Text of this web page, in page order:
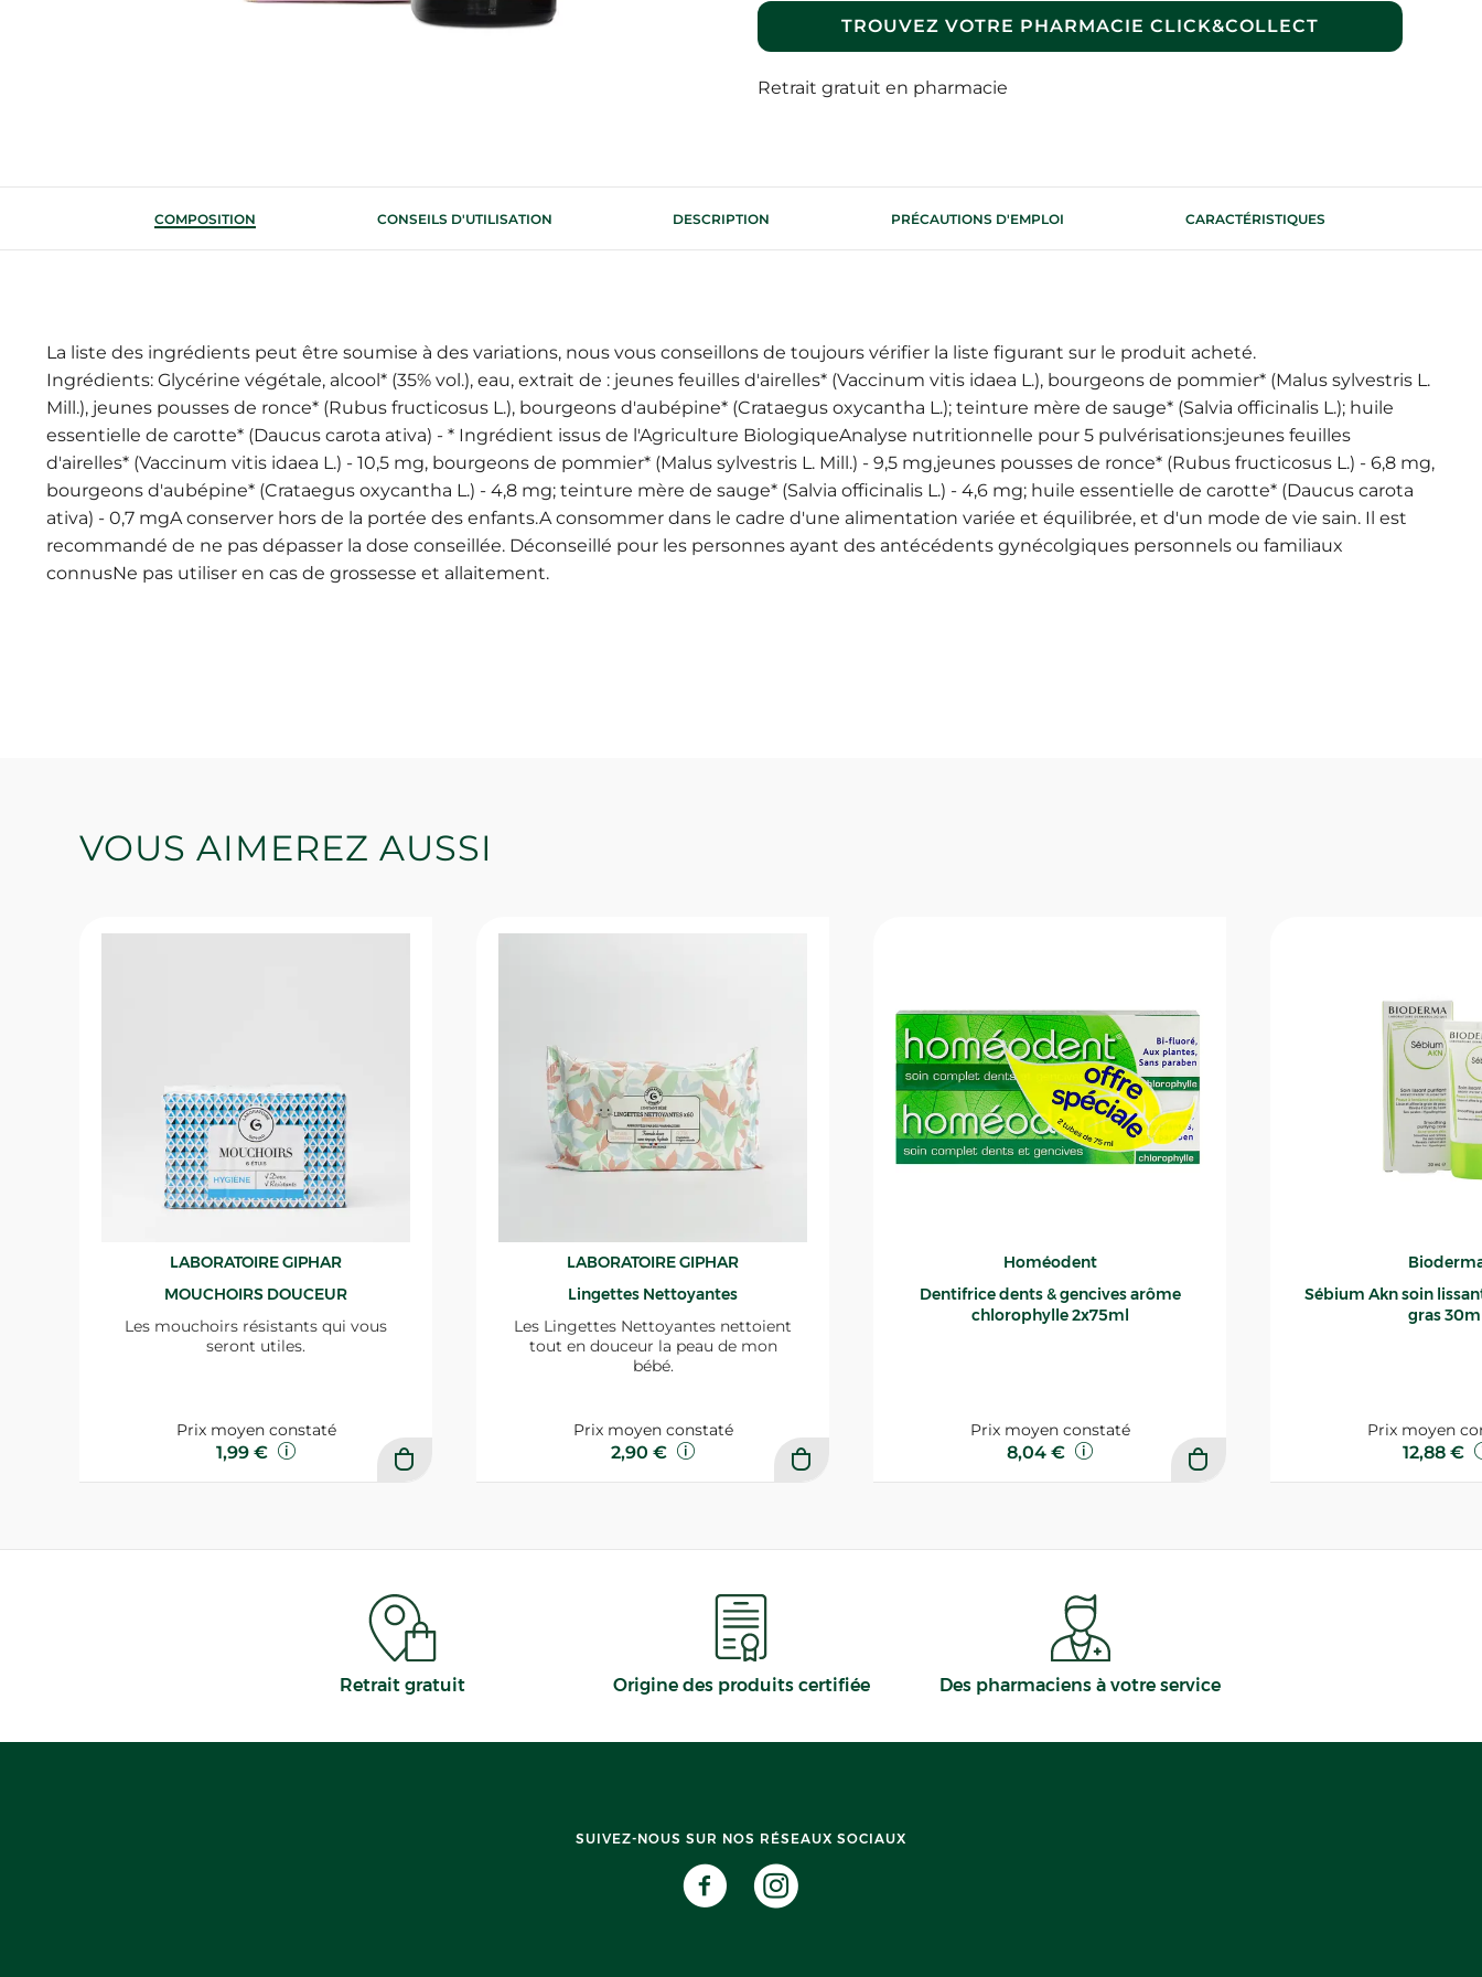
TROUVEZ VOTRE PHARMACIE CLICK&COLLECT
Retrait gratuit en pharmacie
COMPOSITION CONSEILS D'UTILISATION DESCRIPTION PRÉCAUTIONS D'EMPLOI CARACTÉRISTIQUES
La liste des ingrédients peut être soumise à des variations, nous vous conseillons de toujours vérifier la liste figurant sur le produit acheté.
Ingrédients: Glycérine végétale, alcool* (35% vol.), eau, extrait de : jeunes feuilles d'airelles* (Vaccinum vitis idaea L.), bourgeons de pommier* (Malus sylvestris L.
Mill.), jeunes pousses de ronce* (Rubus fructicosus L.), bourgeons d'aubépine* (Crataegus oxycantha L.); teinture mère de sauge* (Salvia officinalis L.); huile
essentielle de carotte* (Daucus carota ativa) - * Ingrédient issus de l'Agriculture BiologiqueAnalyse nutritionnelle pour 5 pulvérisations:jeunes feuilles
d'airelles* (Vaccinum vitis idaea L.) - 10,5 mg, bourgeons de pommier* (Malus sylvestris L. Mill.) - 9,5 mg,jeunes pousses de ronce* (Rubus fructicosus L.) - 6,8 mg,
bourgeons d'aubépine* (Crataegus oxycantha L.) - 4,8 mg; teinture mère de sauge* (Salvia officinalis L.) - 4,6 mg; huile essentielle de carotte* (Daucus carota
ativa) - 0,7 mgA conserver hors de la portée des enfants.A consommer dans le cadre d'une alimentation variée et équilibrée, et d'un mode de vie sain. Il est
recommandé de ne pas dépasser la dose conseillée. Déconseillé pour les personnes ayant des antécédents gynécolgiques personnels ou familiaux
connusNe pas utiliser en cas de grossesse et allaitement.
VOUS AIMEREZ AUSSI
LABORATOIRE GIPHAR
MOUCHOIRS DOUCEUR
Les mouchoirs résistants qui vous
seront utiles.
Prix moyen constaté
1,99 €
LABORATOIRE GIPHAR
Lingettes Nettoyantes
Les Lingettes Nettoyantes nettoient
tout en douceur la peau de mon
bébé.
Prix moyen constaté
2,90 €
Homéodent
Dentifrice dents & gencives arôme
chlorophylle 2x75ml
Prix moyen constaté
8,04 €
Sébium Akn soin lissant
gras
Prix moyen
12,88 €
Retrait gratuit Origine des produits certifiée Des pharmaciens à votre service
SUIVEZ-NOUS SUR NOS RÉSEAUX SOCIAUX